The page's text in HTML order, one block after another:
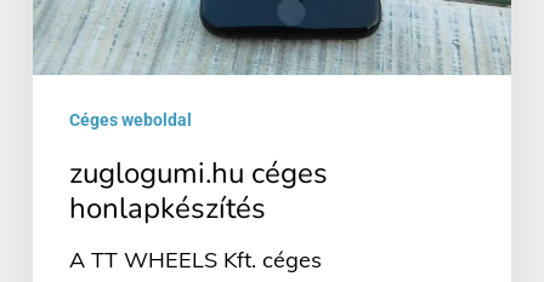
Céges weboldal
zuglogumi.hu céges
honlapkészítés
A TT WHEELS Kft. céges